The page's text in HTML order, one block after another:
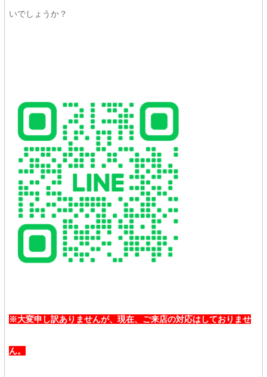
いでしょうか？
※大変申し訳ありませんが、現在、ご来店の対応はしておりませ
ん。